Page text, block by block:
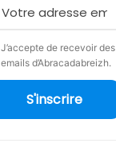
J’accepte de recevoir des
emails d’Abracadabreizh.
S'inscrire